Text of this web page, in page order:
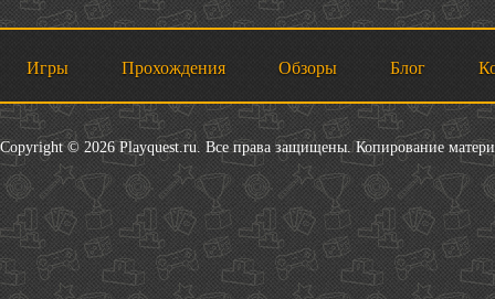
Игры Прохождения Обзоры Блог
Copyright © 2026 Playquest.ru. Все права защищены. Копирование